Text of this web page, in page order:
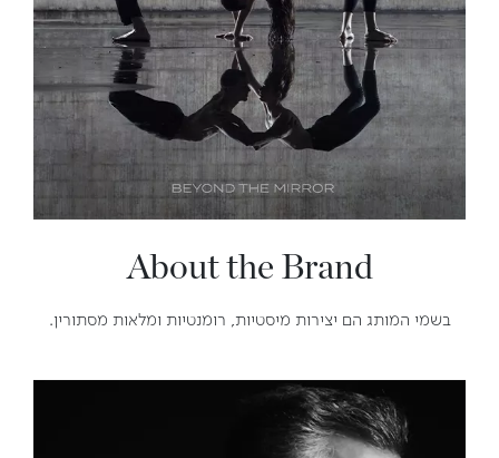
About the Brand
בשמי המותג הם יצירות מיסטיות, רומנטיות ומלאות מסתורין.